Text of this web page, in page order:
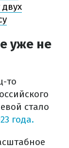
уже не
то
стало
года.